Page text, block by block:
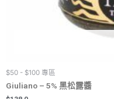
$50 - $100 專區
Giuliano – 5% 黑松露醬